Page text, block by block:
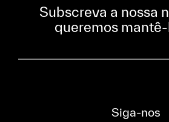
Subscreva a nossa
queremos
Subscreva a nossa Newsletter
Siga-nos